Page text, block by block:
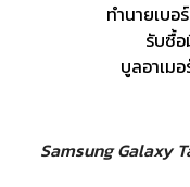
ทำนายเบอ
รับซื้
บูลอาเมอ
Samsung Galaxy